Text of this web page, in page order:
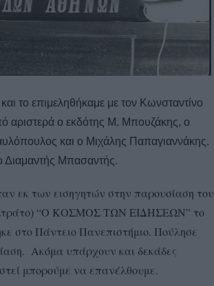
το επιμεληθήκαμε με τον Κωνσταντίνο
ο εκδότης Μ. Μπουζάκης, ο
και ο Μιχάλης Παπαγιαννάκης.
Διαμαντής Μπασαντής.
εκ των εισηγητών στην παρουσίαση του
Στράτο) “Ο ΚΟΣΜΟΣ ΤΩΝ ΕΙΔΗΣΕΩΝ” το
στο Πάντειο Πανεπιστήμιο. Πούλησε
Ακόμα υπάρχουν και δεκάδες
μπορούμε να επανέλθουμε.